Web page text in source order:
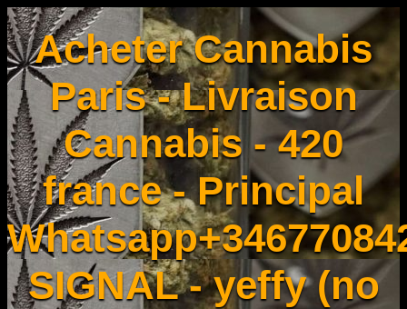
Acheter Cannabis
Paris - Livraison
Cannabis - 420
france - Principal
SIGNAL - yeffy (no